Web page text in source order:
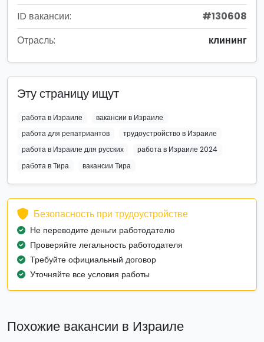
ID вакансии:
#130608
Отрасль:
клининг
Эту страницу ищут
работа в Израиле
вакансии в Израиле
работа для репатриантов
трудоустройство в Израиле
работа в Израиле для русских
работа в Израиле 2024
работа в Тира
вакансии Тира
Безопасность при трудоустройстве
Не переводите деньги работодателю
Проверяйте легальность работодателя
Требуйте официальный договор
Уточняйте все условия работы
Похожие вакансии в Израиле